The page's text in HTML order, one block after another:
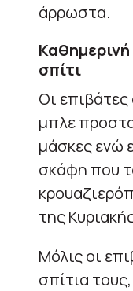
άρρωστα.
σπίτι
Οι
μπλε
μάσκες ενώ
σκάφη που
της
Μόλις οι
σπίτια τους,